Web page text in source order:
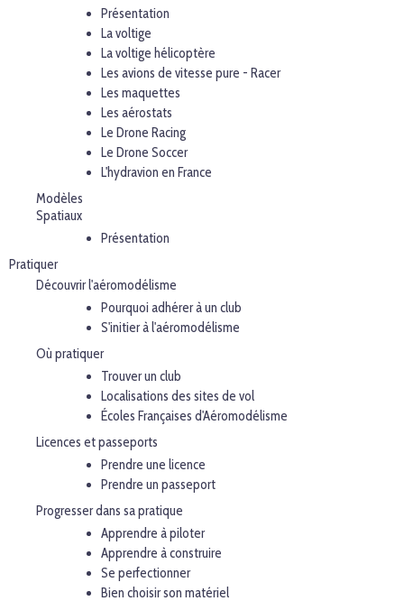
Présentation
La voltige
La voltige hélicoptère
Les avions de vitesse pure - Racer
Les maquettes
Les aérostats
Le Drone Racing
Le Drone Soccer
L'hydravion en France
Modèles
Spatiaux
Présentation
Pratiquer
Découvrir l'aéromodélisme
Pourquoi adhérer à un club
S'initier à l'aéromodélisme
Où pratiquer
Trouver un club
Localisations des sites de vol
Écoles Françaises d'Aéromodélisme
Licences et passeports
Prendre une licence
Prendre un passeport
Progresser dans sa pratique
Apprendre à piloter
Apprendre à construire
Se perfectionner
Bien choisir son matériel